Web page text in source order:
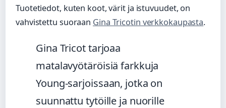
Tuotetiedot, kuten koot, värit ja istuvuudet, on
vahvistettu suoraan Gina Tricotin verkkokaupasta.
Gina Tricot tarjoaa
matalavyötäröisiä farkkuja
Young-sarjoissaan, jotka on
suunnattu tytöille ja nuorille